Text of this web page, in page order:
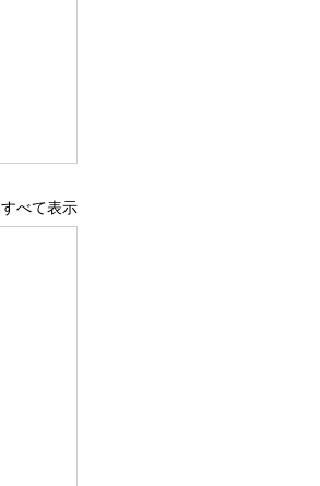
すべて表示